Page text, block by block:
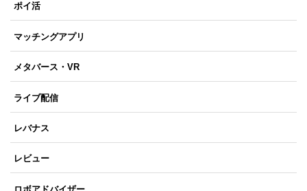
ポイ活
マッチングアプリ
メタバース・VR
ライブ配信
レバナス
レビュー